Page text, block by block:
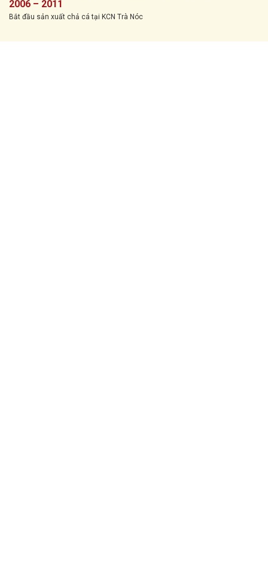
2006 – 2011
Bắt đầu sản xuất chả cá tại KCN Trà Nóc